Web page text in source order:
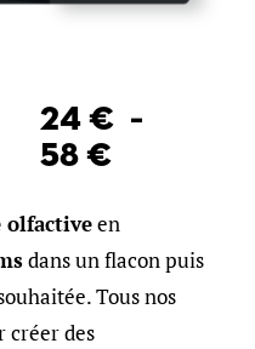
24 € –
58 €Plage
prix :
24 €
à
olfactiveen
dans un flacon puis
Tous nos
créer des